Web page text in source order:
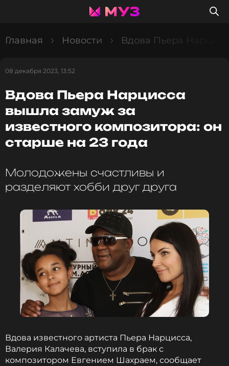
Главная Новости Вдова Пьера
08 декабря 2023, 13:52
Вдова Пьера Нарцисса
вышла замуж за
известного композитора: он
старше на 23 года
Молодожены счастливы и
разделяют хобби друг друга
Вдова известного артиста Пьера Нарцисса,
Валерия Калачева, вступила в брак с
композитором Евгением Шахраем, сообщает